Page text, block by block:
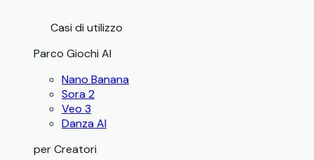
Casi di utilizzo
Parco Giochi AI
Nano Banana
Sora 2
Veo 3
Danza AI
per Creatori